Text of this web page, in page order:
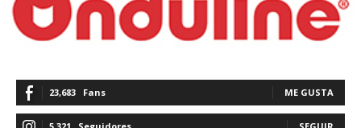
23,683 Fans ME GUSTA